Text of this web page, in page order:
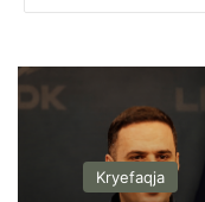
Kryefaqja